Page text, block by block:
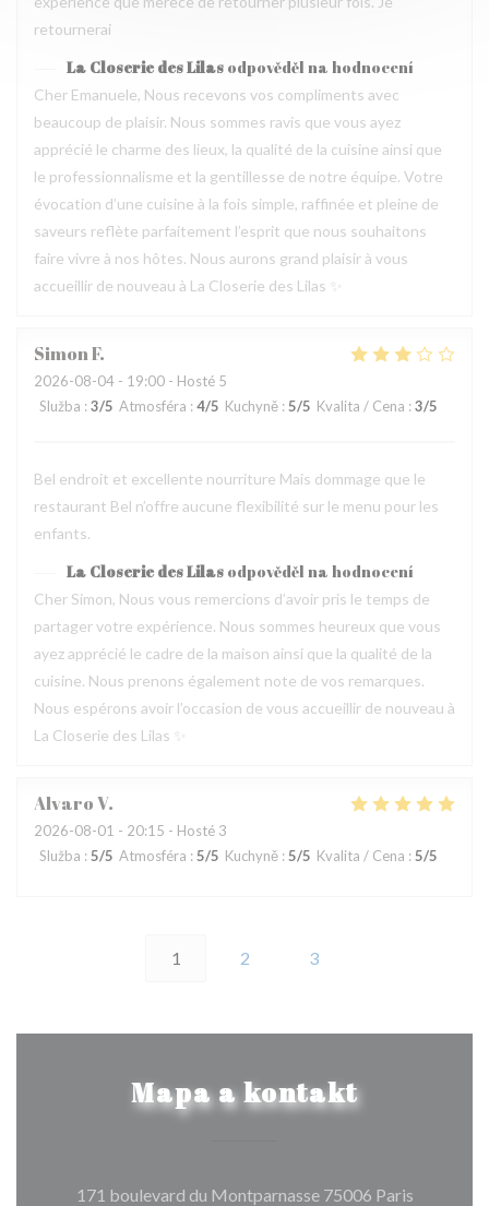
retournerai
La Closerie des Lilas odpověděl na hodnocení
Cher Emanuele, Nous recevons vos compliments avec
beaucoup de plaisir. Nous sommes ravis que vous ayez
apprécié le charme des lieux, la qualité de la cuisine ainsi que
le professionnalisme et la gentillesse de notre équipe. Votre
évocation d’une cuisine à la fois simple, raffinée et pleine de
saveurs reflète parfaitement l’esprit que nous souhaitons
faire vivre à nos hôtes. Nous aurons grand plaisir à vous
accueillir de nouveau à La Closerie des Lilas ✨
SimonF
2026-08-04 - 19:00 - Hosté 5
Služba : 3/5 Atmosféra : 4/5 Kuchyně : 5/5 Kvalita / Cena : 3/5
Bel endroit et excellente nourriture Mais dommage que le
restaurant Bel n’offre aucune flexibilité sur le menu pour les
enfants.
La Closerie des Lilas odpověděl na hodnocení
Cher Simon, Nous vous remercions d’avoir pris le temps de
partager votre expérience. Nous sommes heureux que vous
ayez apprécié le cadre de la maison ainsi que la qualité de la
cuisine. Nous prenons également note de vos remarques.
Nous espérons avoir l’occasion de vous accueillir de nouveau à
La Closerie des Lilas ✨
AlvaroV
2026-08-01 - 20:15 - Hosté 3
Služba : 5/5 Atmosféra : 5/5 Kuchyně : 5/5 Kvalita / Cena : 5/5
1 2 3
Mapa a kontakt
171 boulevard du Montparnasse 75006 Paris((otevře